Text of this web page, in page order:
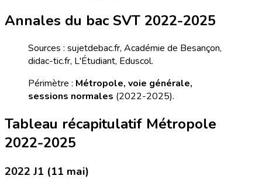
Annales du bac SVT 2022-2025
Sources : sujetdebac.fr, Académie de Besançon,
didac-tic.fr, L'Étudiant, Eduscol.
Périmètre : Métropole, voie générale,
sessions normales (2022-2025).
Tableau récapitulatif Métropole
2022-2025
2022 J1 (11 mai)